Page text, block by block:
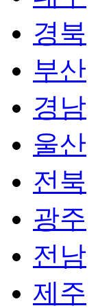
경북
부산
경남
울산
전북
광주
전남
제주